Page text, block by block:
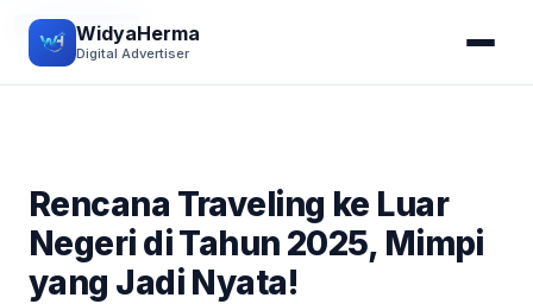
WidyaHerma
Digital Advertiser
JALAN-JALAN
Rencana Traveling ke Luar
Negeri di Tahun 2025, Mimpi
yang Jadi Nyata!